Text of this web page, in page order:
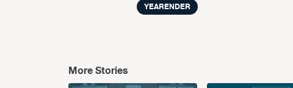
YEARENDER
More Stories